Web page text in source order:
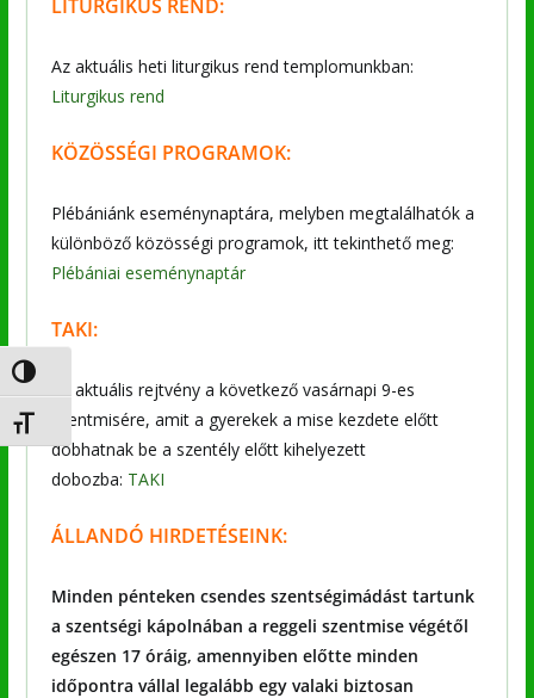
Nagy kontraszt váltása
Betűméret váltása
LITURGIKUS REND:
Az aktuális heti liturgikus rend templomunkban:
Liturgikus rend
KÖZÖSSÉGI PROGRAMOK:
Plébániánk eseménynaptára, melyben megtalálhatók a
különböző közösségi programok, itt tekinthető meg:
Plébániai eseménynaptár
TAKI:
Az aktuális rejtvény a következő vasárnapi 9-es
szentmisére, amit a gyerekek a mise kezdete előtt
dobhatnak be a szentély előtt kihelyezett
dobozba: TAKI
ÁLLANDÓ HIRDETÉSEINK:
Minden pénteken csendes szentségimádást tartunk
a szentségi kápolnában a reggeli szentmise végétől
egészen 17 óráig, amennyiben előtte minden
időpontra vállal legalább egy valaki biztosan